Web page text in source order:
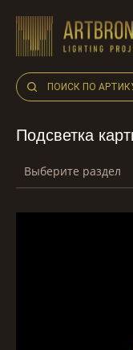
content
Подсветка
Выберите раздел